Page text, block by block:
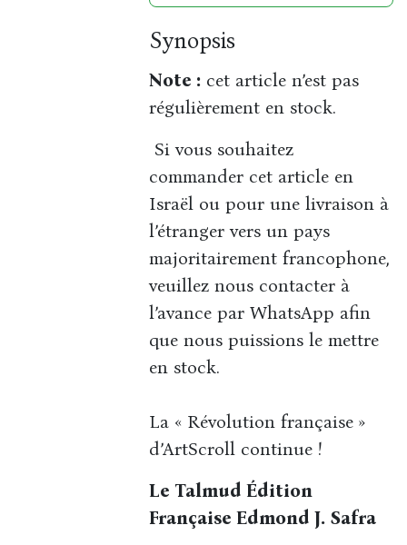
Synopsis
Note : cet article n’est pas
régulièrement en stock.
Si vous souhaitez
commander cet article en
Israël ou pour une livraison à
l’étranger vers un pays
majoritairement francophone,
veuillez nous contacter à
l’avance par WhatsApp afin
que nous puissions le mettre
en stock.
La « Révolution française »
d’ArtScroll continue !
Le Talmud Édition
Française Edmond J. Safra